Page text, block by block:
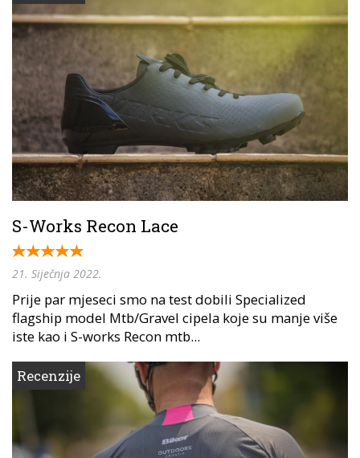
S-Works Recon Lace
21. Siječnja 2022.
Prije par mjeseci smo na test dobili Specialized
flagship model Mtb/Gravel cipela koje su manje više
iste kao i S-works Recon mtb...
Recenzije